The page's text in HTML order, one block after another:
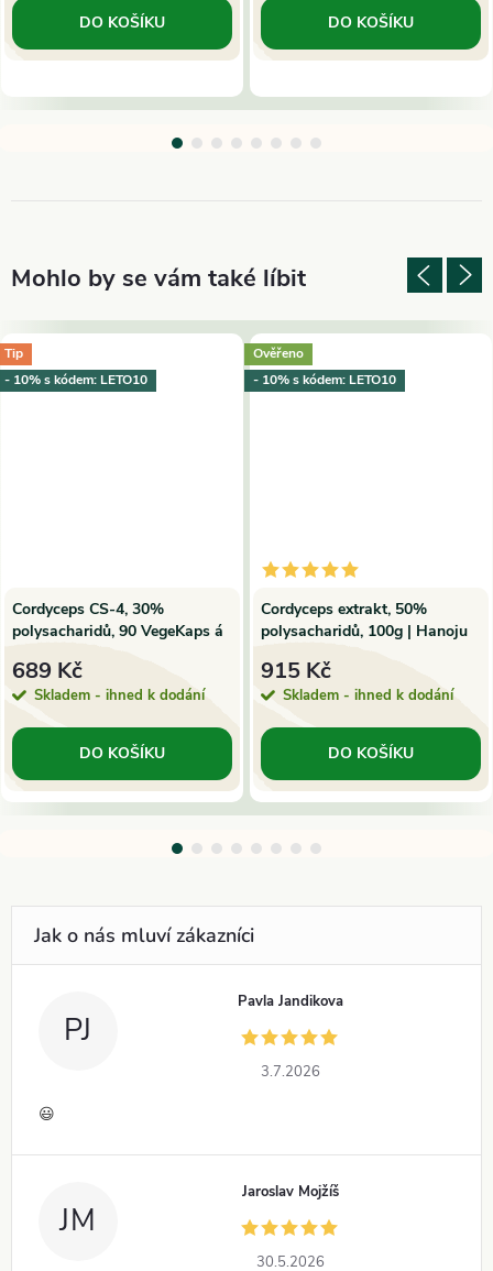
DO KOŠÍKU DO KOŠÍKU
Tip
- 10% s kódem: LETO10
Cordyceps CS-4, 30%
polysacharidů, 90 VegeKaps á
689 Kč
Skladem - ihned k dodání
DO KOŠÍKU
Ověřeno
- 10% s kódem: LETO10
Cordyceps extrakt, 50%
polysacharidů, 100g | Hanoju
915 Kč
Skladem - ihned k dodání
DO KOŠÍKU
PJ
Pavla Jandikova
3.7.2026
😃
JM
Jaroslav Mojžíš
30.5.2026